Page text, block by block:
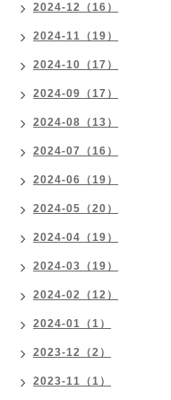
2024-12（16）
2024-11（19）
2024-10（17）
2024-09（17）
2024-08（13）
2024-07（16）
2024-06（19）
2024-05（20）
2024-04（19）
2024-03（19）
2024-02（12）
2024-01（1）
2023-12（2）
2023-11（1）